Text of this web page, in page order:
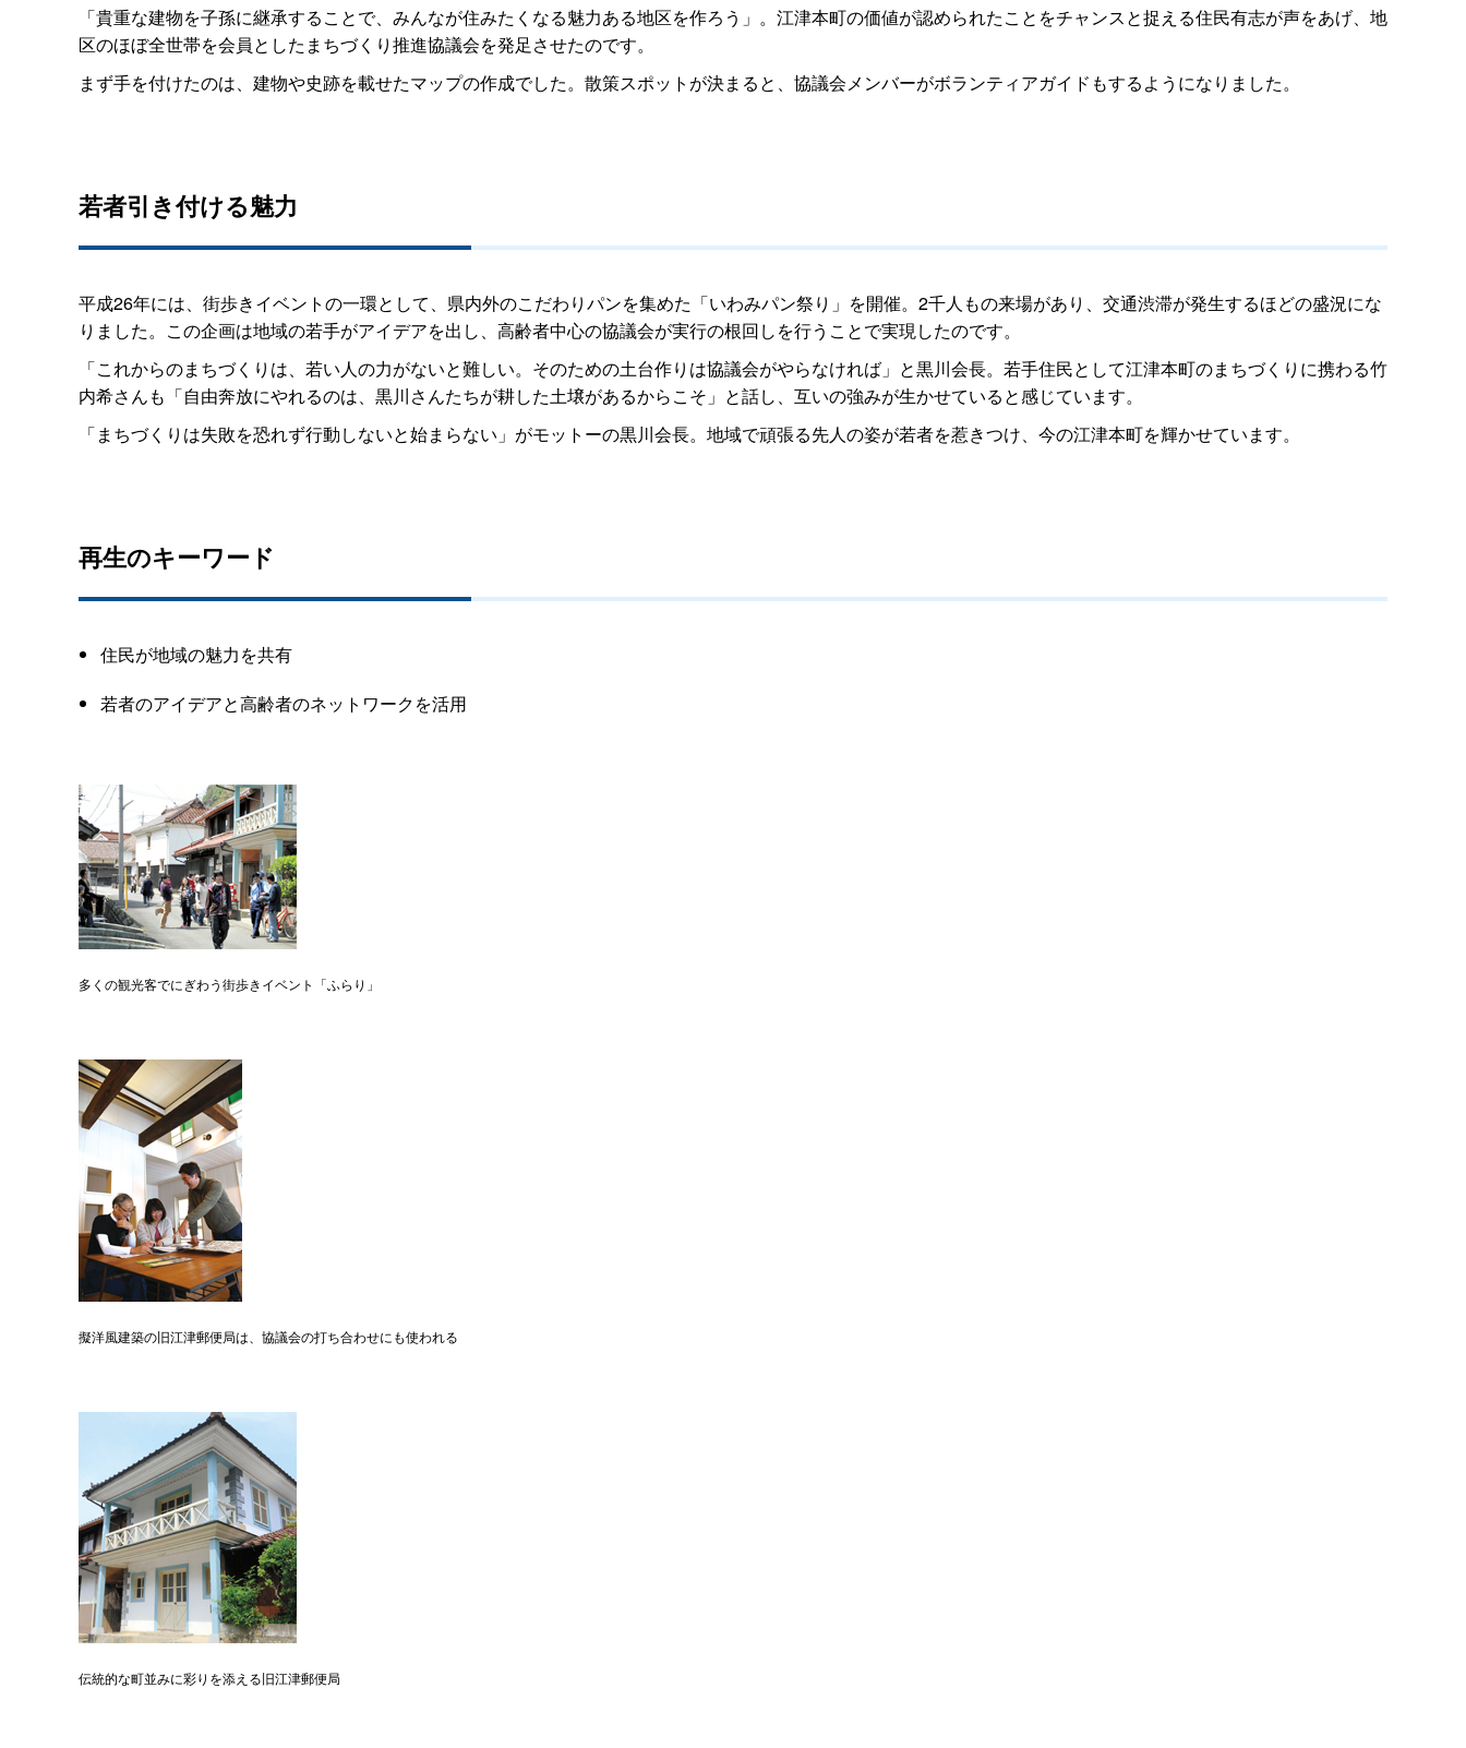
「貴重な建物を子孫に継承することで、みんなが住みたくなる魅力ある地区を作ろう」。江津本町の価値が認められたことをチャンスと捉える住民有志が声をあげ、地
区のほぼ全世帯を会員としたまちづくり推進協議会を発足させたのです。
まず手を付けたのは、建物や史跡を載せたマップの作成でした。散策スポットが決まると、協議会メンバーがボランティアガイドもするようになりました。
若者引き付ける魅力
平成26年には、街歩きイベントの一環として、県内外のこだわりパンを集めた「いわみパン祭り」を開催。2千人もの来場があり、交通渋滞が発生するほどの盛況にな
りました。この企画は地域の若手がアイデアを出し、高齢者中心の協議会が実行の根回しを行うことで実現したのです。
「これからのまちづくりは、若い人の力がないと難しい。そのための土台作りは協議会がやらなければ」と黒川会長。若手住民として江津本町のまちづくりに携わる竹
内希さんも「自由奔放にやれるのは、黒川さんたちが耕した土壌があるからこそ」と話し、互いの強みが生かせていると感じています。
「まちづくりは失敗を恐れず行動しないと始まらない」がモットーの黒川会長。地域で頑張る先人の姿が若者を惹きつけ、今の江津本町を輝かせています。
再生のキーワード
住民が地域の魅力を共有
若者のアイデアと高齢者のネットワークを活用
多くの観光客でにぎわう街歩きイベント「ふらり」
擬洋風建築の旧江津郵便局は、協議会の打ち合わせにも使われる
伝統的な町並みに彩りを添える旧江津郵便局